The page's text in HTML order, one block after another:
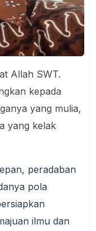
Allah SWT.
kepada
yang mulia,
yang kelak
peradaban
pola
ilmu dan